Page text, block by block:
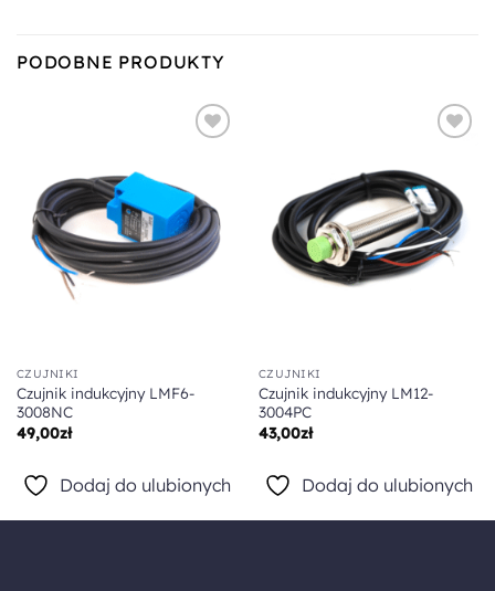
PODOBNE PRODUKTY
CZUJNIKI
Czujnik indukcyjny LMF6-
3008NC
49,00zł
Dodaj do ulubionych
ulubionych
CZUJNIKI
Czujnik indukcyjny LM12-
3004PC
43,00zł
Dodaj do ulubionych